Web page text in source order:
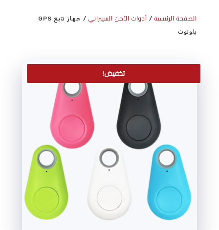
الصفحة الرئيسية/ أدوات الأمن السيبراني
/ جهاز تتبع GPS
بلوتوث
تخفيض!